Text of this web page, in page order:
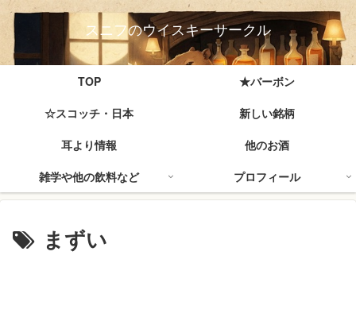
スニフのウイスキーサークル
TOP
★バーボン
☆スコッチ・日本
新しい銘柄
耳より情報
他のお酒
雑学や他の飲料など
プロフィール
まずい